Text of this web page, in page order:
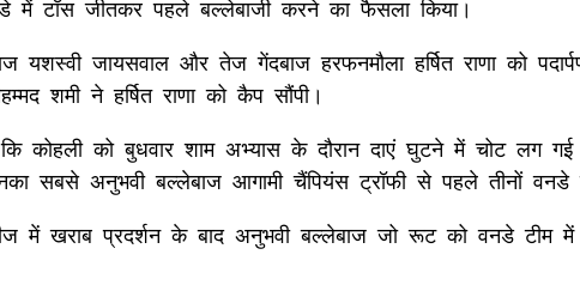
यशस्वी जायसवाल और तेज गेंदबाज हरफनमौला हर्षित राणा को
शमी ने हर्षित राणा को कैप सौंपी।
कोहली को बुधवार शाम अभ्यास के दौरान दाएं घुटने में चोट
सबसे अनुभवी बल्लेबाज आगामी चैंपियंस ट्रॉफी से पहले तीनों
में खराब प्रदर्शन के बाद अनुभवी बल्लेबाज जो रूट को वनडे टीम